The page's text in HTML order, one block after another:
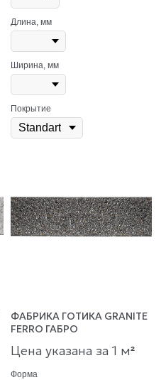
Длина, мм
Ширина, мм
Покрытие
ФАБРИКА ГОТИКА GRANITE
FERRO ГАБРО
Цена указана за 1 м²
Форма